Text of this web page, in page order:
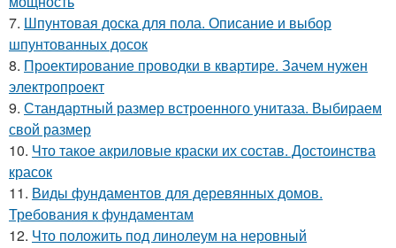
7. Шпунтовая доска для пола. Описание и выбор
шпунтованных досок
8. Проектирование проводки в квартире. Зачем нужен
электропроект
9. Стандартный размер встроенного унитаза. Выбираем
свой размер
10. Что такое акриловые краски их состав. Достоинства
красок
11. Виды фундаментов для деревянных домов.
Требования к фундаментам
12. Что положить под линолеум на неровный